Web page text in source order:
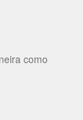
como